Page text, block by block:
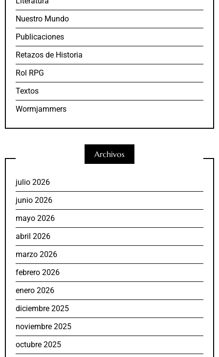
Nuestro Mundo
Publicaciones
Retazos de Historia
Rol RPG
Textos
Wormjammers
Archivos
julio 2026
junio 2026
mayo 2026
abril 2026
marzo 2026
febrero 2026
enero 2026
diciembre 2025
noviembre 2025
octubre 2025